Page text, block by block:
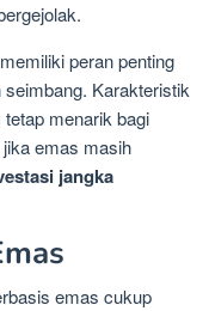
peran penting
Karakteristik
menarik bagi
emas masih
jangka
emas cukup